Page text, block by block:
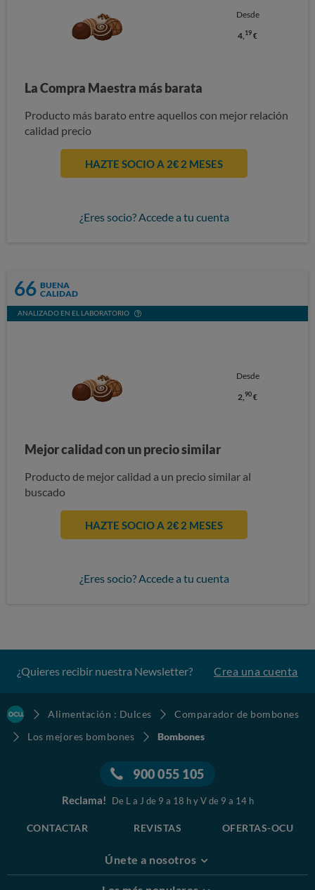
Desde
4, 19 €
La Compra Maestra más barata
Producto más barato entre aquellos con mejor relación
calidad precio
HAZTE SOCIO A 2€ 2 MESES
¿Eres socio? Accede a tu cuenta
66 BUENA
CALIDAD
ANALIZADO EN EL LABORATORIO
Desde
2,90 €
Mejor calidad con un precio similar
Producto de mejor calidad a un precio similar al
buscado
HAZTE SOCIO A 2€ 2 MESES
¿Eres socio? Accede a tu cuenta
¿Quieres recibir nuestra Newsletter? Crea una cuenta
Alimentación : Dulces
Comparador de bombones
Los mejores bombones
Bombones
900 055 105
Reclama! De L a J de 9 a 18 h y V de 9 a 14 h
CONTACTAR REVISTAS OFERTAS-OCU
Únete a nosotros